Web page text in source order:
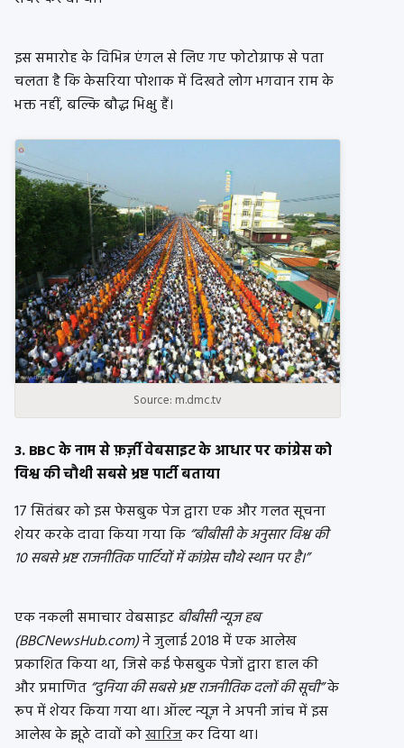
इस समारोह के विभिन्न एंगल से लिए गए फोटोग्राफ से पता
चलता है कि केसरिया पोशाक में दिखते लोग भगवान राम के
भक्त नहीं, बल्कि बौद्ध भिक्षु हैं।
Source: m.dmc.tv
3. BBC के नाम से फ़र्ज़ी वेबसाइट के आधार पर कांग्रेस को
विश्व की चौथी सबसे भ्रष्ट पार्टी बताया
17 सितंबर को इस फेसबुक पेज द्वारा एक और गलत सूचना
शेयर करके दावा किया गया कि “बीबीसी के अनुसार विश्व की
10 सबसे भ्रष्ट राजनीतिक पार्टियों में कांग्रेस चौथे स्थान पर है।”
एक नकली समाचार वेबसाइट बीबीसी न्यूज हब
(BBCNewsHub.com)ने जुलाई 2018 में एक आलेख
प्रकाशित किया था, जिसे कई फेसबुक पेजों द्वारा हाल की
और प्रमाणित “दुनिया की सबसे भ्रष्ट राजनीतिक दलों की सूची”के
रूप में शेयर किया गया था। ऑल्ट न्यूज़ ने अपनी जांच में इस
आलेख के झूठे दावों कोखारिजकर दिया था।